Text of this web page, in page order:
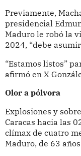
Previamente,
presidencial
Maduro le robó la
2024, “debe
“Estamos listos”
afirmó en X
Olor a pólvora
Explosiones y
Caracas hacia las
clímax de cuatro
Maduro, de 63